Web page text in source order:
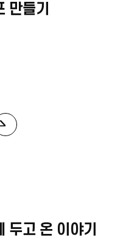
만들기
두고 온 이야기